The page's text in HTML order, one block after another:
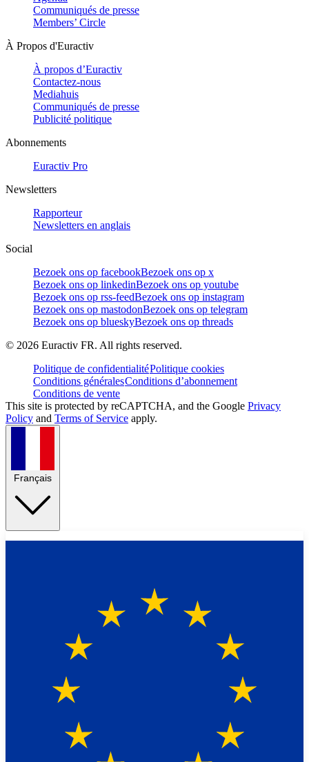
Communiqués de presse
Members’ Circle
À Propos d'Euractiv
À propos d’Euractiv
Contactez-nous
Mediahuis
Communiqués de presse
Publicité politique
Abonnements
Euractiv Pro
Newsletters
Rapporteur
Newsletters en anglais
Social
Bezoek ons op facebookBezoek ons op x
Bezoek ons op linkedinBezoek ons op youtube
Bezoek ons op rss-feedBezoek ons op instagram
Bezoek ons op mastodonBezoek ons op telegram
Bezoek ons op blueskyBezoek ons op threads
© 2026 Euractiv FR. All rights reserved.
Politique de confidentialitéPolitique cookies
Conditions généralesConditions d’abonnement
Conditions de vente
This site is protected by reCAPTCHA, and the Google Privacy
Policy and Terms of Service apply.
Français